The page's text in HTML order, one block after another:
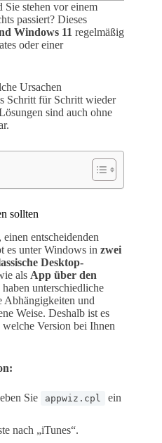
Sie stehen vor einem
passiert? Dieses
Windows 11 regelmäßig
oder einer
Ursachen
Schritt für Schritt wieder
sind auch ohne
sollten
entscheidenden
es unter Windows in zwei
Desktop-
als App über den
unterschiedliche
Abhängigkeiten und
Weise. Deshalb ist es
Version bei Ihnen
Sie appwiz.cpl
ein
nach „iTunes“.